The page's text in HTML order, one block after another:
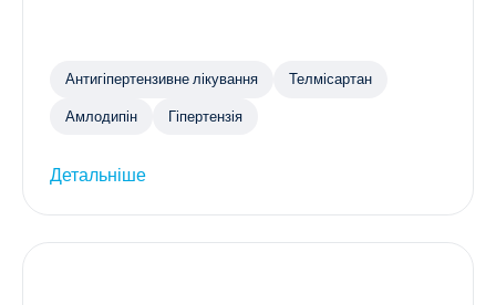
Антигіпертензивне лікування Телмісартан
Амлодипін Гіпертензія
Детальніше